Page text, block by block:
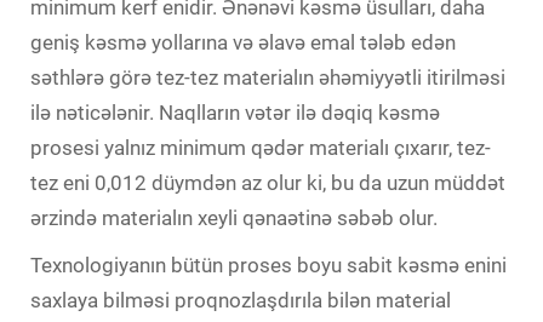
minimum kerf enidir. Ənənəvi kəsmə üsulları, daha
geniş kəsmə yollarına və əlavə emal tələb edən
səthlərə görə tez-tez materialın əhəmiyyətli itirilməsi
ilə nəticələnir. Naqlların vətər ilə dəqiq kəsmə
prosesi yalnız minimum qədər materialı çıxarır, tez-
tez eni 0,012 düymdən az olur ki, bu da uzun müddət
ərzində materialın xeyli qənaətinə səbəb olur.
Texnologiyanın bütün proses boyu sabit kəsmə enini
saxlaya bilməsi proqnozlaşdırıla bilən material